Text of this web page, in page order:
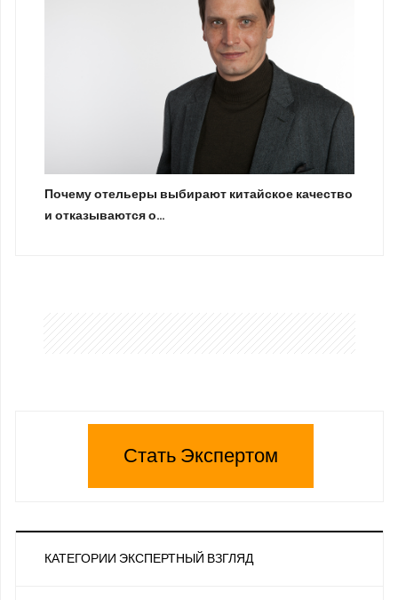
Почему отельеры выбирают китайское качество
и отказываются о…
Стать Экспертом
КАТЕГОРИИ ЭКСПЕРТНЫЙ ВЗГЛЯД